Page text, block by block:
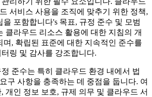
서비스 사용을 조직에 맞추기 위한 정책,
을 포함합니다's 목표, 규정 준수 및 모범
클라우드 리소스 활용에 대한 지침의 개
며, 확립된 표준에 대한 지속적인 준수를
링 및 감사를 강조합니다.
준수는 특히 클라우드 환경 내에서 법
구 사항을 충족하는 데 중점을 둡니다. 여
개인 정보 보호, 규제 의무 및 클라우드 서